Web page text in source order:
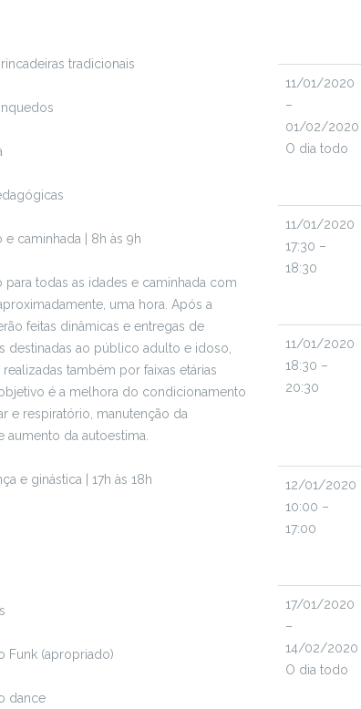
tradicionais
caminhada | 8h às 9h
para todas as idades e caminhada com
uma hora. Após a
feitas dinâmicas e entregas de
destinadas ao público adulto e idoso,
também por faixas etárias
é a melhora do condicionamento
e respiratório, manutenção da
aumento da autoestima.
e ginástica | 17h às 18h
Funk (apropriado)
dance
11/01/2020
–
01/02/2020
O dia todo
11/01/2020
17:30 –
18:30
11/01/2020
18:30 –
20:30
12/01/2020
10:00 –
17:00
17/01/2020
–
14/02/2020
O dia todo